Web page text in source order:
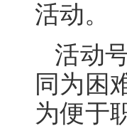
活动。
活动
同为困
为便于